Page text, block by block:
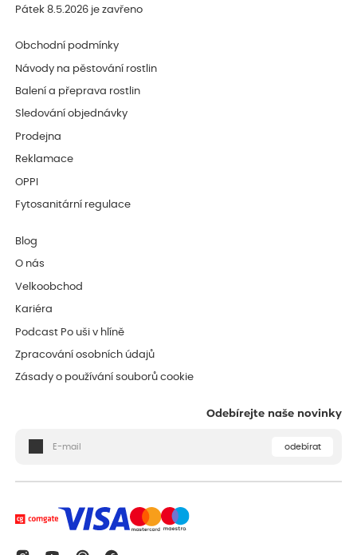
Pátek 8.5.2026 je zavřeno
Obchodní podmínky
Návody na pěstování rostlin
Balení a přeprava rostlin
Sledování objednávky
Prodejna
Reklamace
OPPI
Fytosanitární regulace
Blog
O nás
Velkoobchod
Kariéra
Podcast Po uši v hlíně
Zpracování osobních údajů
Zásady o používání souborů cookie
Odebírejte naše novinky
odebírat